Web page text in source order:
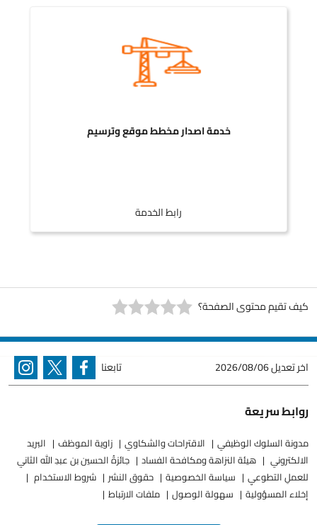
خدمة اصدار مخطط موقع وترسيم
رابط الخدمة
كيف تقيم محتوى الصفحة؟
اخر تعديل2026/08/06 تابعنا
روابط سريعة
مدونة السلوك الوظيفي الاقتراحات والشكاوي زاوية الموظف
البريد
الالكتروني
هيئة النزاهة ومكافحة الفساد
جائزةُ الحسين بن عبدِ الله الثاني
للعملِ التطوعيِ
سياسة الخصوصية حقوق النشر
شروط الاستخدام
إخلاء المسؤولية
سهولة الوصول ملفات الارتباط